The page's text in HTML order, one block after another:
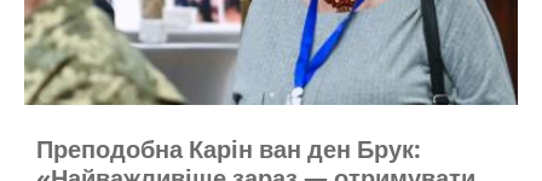
Преподобна Карін ван ден Брук: